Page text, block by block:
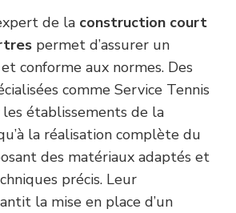
de la construction court
permet d’assurer un
conforme aux normes. Des
comme Service Tennis
établissements de la
la réalisation complète du
des matériaux adaptés et
précis. Leur
la mise en place d’un